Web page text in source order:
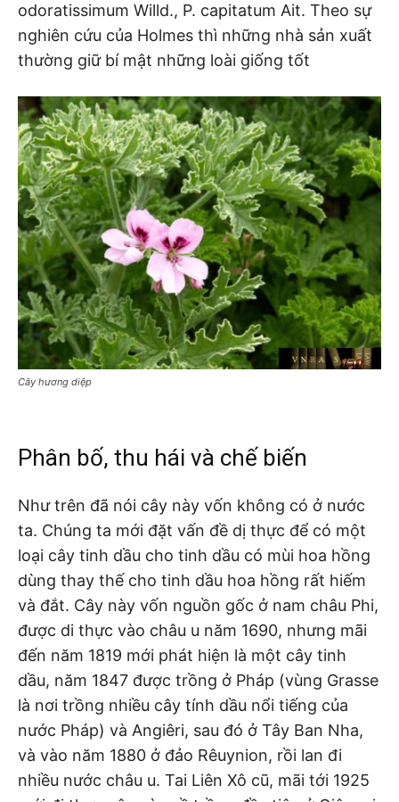
odoratissimum Willd., P. capitatum Ait. Theo sự
nghiên cứu của Holmes thì những nhà sản xuất
thường giữ bí mật những loài giống tốt
Cây hương diệp
Phân bố, thu hái và chế biến
Như trên đã nói cây này vốn không có ở nước
ta. Chúng ta mới đặt vấn đề dị thực để có một
loại cây tinh dầu cho tinh dầu có mùi hoa hồng
dùng thay thế cho tinh dầu hoa hồng rất hiếm
và đắt. Cây này vốn nguồn gốc ở nam châu Phi,
được di thực vào châu u năm 1690, nhưng mãi
đến năm 1819 mới phát hiện là một cây tinh
dầu, năm 1847 được trồng ở Pháp (vùng Grasse
là nơi trồng nhiều cây tính dầu nổi tiếng của
nước Pháp) và Angiêri, sau đó ở Tây Ban Nha,
và vào năm 1880 ở đảo Rêuynion, rồi lan đi
nhiều nước châu u. Tai Liên Xô cũ, mãi tới 1925